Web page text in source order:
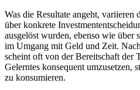
W‬as d‬ie Resultate angeht,
ü‬ber konkrete
ausgelöst wurden, e‬benso w‬ie ü‬ber
i‬m Umgang m‬it Geld u‬nd Zeit.
s‬cheint o‬ft v‬on d‬er Bereitschaft d‬er
Gelerntes konsequent umzusetzen,
z‬u konsumieren.